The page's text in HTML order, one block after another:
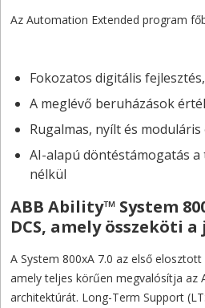
Az Automation Extended program
Fokozatos digitális
A meglévő beruházások
Rugalmas, nyílt és
AI-alapú döntéstámogatás
nélkül
ABB Ability™ System
DCS, amely összeköti
A System 800xA 7.0 az első
amely teljes körűen megvalósítja az
architektúrát. Long-Term Support